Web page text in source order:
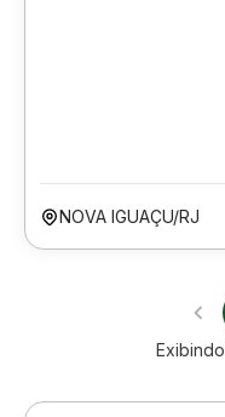
NOVA IGUAÇU/RJ
Exibindo